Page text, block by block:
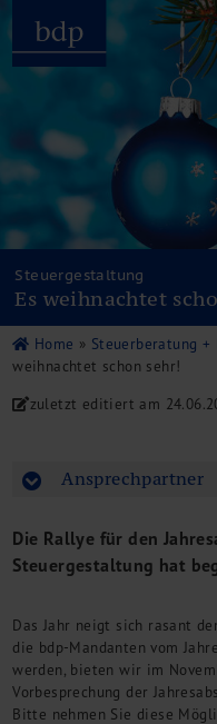
bdp aktuell
Über uns
Unternehmenswerte
Referenzen
Pressespiegel
Publikationen
Newsletter
Videos
Leistungen
Rechtsberatung
Restrukturierung
Management Consulting
Internationalisierung
Unternehmensgründung
Finanz- und
Wirtschaftsprüfung
Steuerberatung
Steuergestaltung
Es weihnachtet
Home » Steuerberatung +
weihnachtet schon sehr!
zuletzt editiert am
Ansprechpartner
Die Rallye für den
Steuergestaltung hat
Das Jahr neigt sich rasant
die bdp-Mandanten vom
werden, bieten wir im
Vorbesprechung der
Bitte nehmen Sie diese